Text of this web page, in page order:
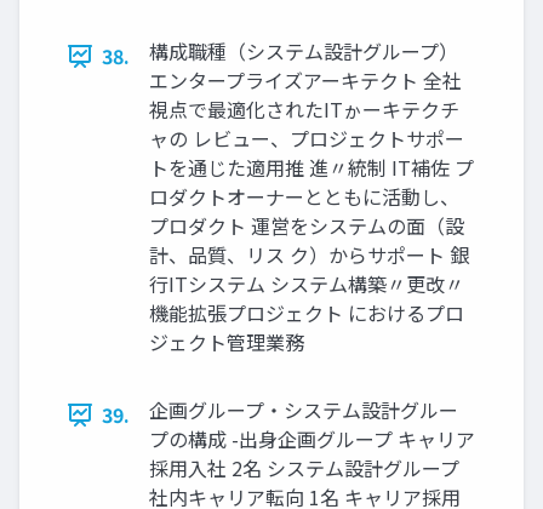
38.
構成職種（システム設計グループ）
エンタープライズアーキテクト 全社
視点で最適化されたITゕーキテクチ
ャの レビュー、プロジェクトサポー
トを通じた適用推 進〃統制 IT補佐 プ
ロダクトオーナーとともに活動し、
プロダクト 運営をシステムの面（設
計、品質、リス ク）からサポート 銀
行ITシステム システム構築〃更改〃
機能拡張プロジェクト におけるプロ
ジェクト管理業務
39.
企画グループ・システム設計グルー
プの構成 -出身企画グループ キャリア
採用入社 2名 システム設計グループ
社内キャリア転向 1名 キャリア採用